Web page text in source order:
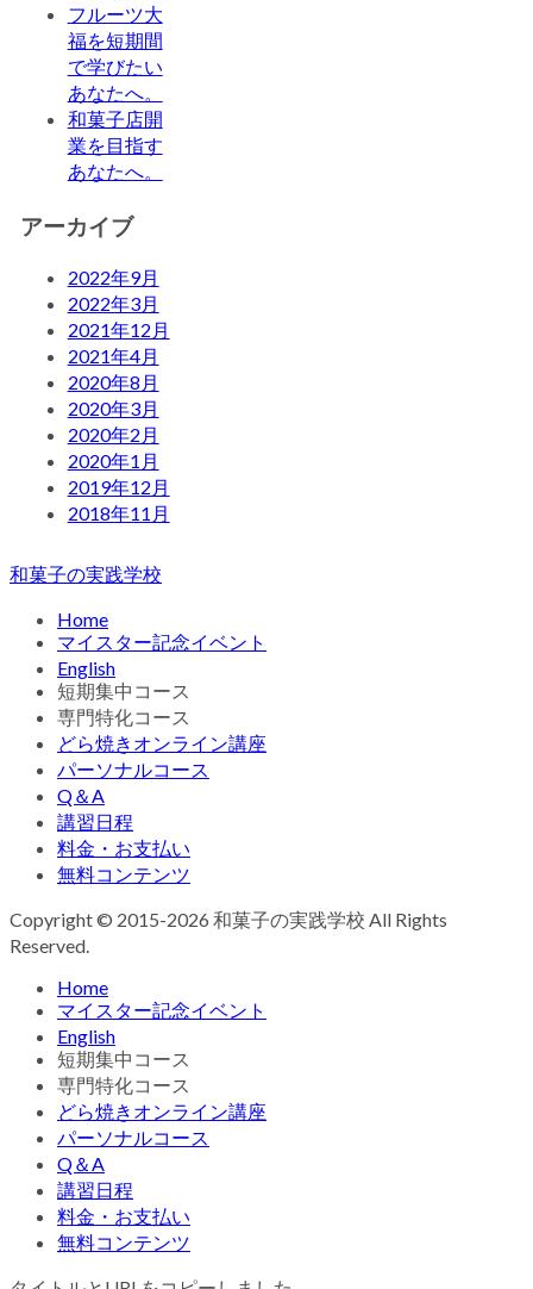
フルーツ大
福を短期間
で学びたい
あなたへ。
和菓子店開
業を目指す
あなたへ。
アーカイブ
2022年9月
2022年3月
2021年12月
2021年4月
2020年8月
2020年3月
2020年2月
2020年1月
2019年12月
2018年11月
和菓子の実践学校
Home
マイスター記念イベント
English
短期集中コース
専門特化コース
どら焼きオンライン講座
パーソナルコース
Q＆A
講習日程
料金・お支払い
無料コンテンツ
Copyright © 2015-2026 和菓子の実践学校 All Rights
Reserved.
Home
マイスター記念イベント
English
短期集中コース
専門特化コース
どら焼きオンライン講座
パーソナルコース
Q＆A
講習日程
料金・お支払い
無料コンテンツ